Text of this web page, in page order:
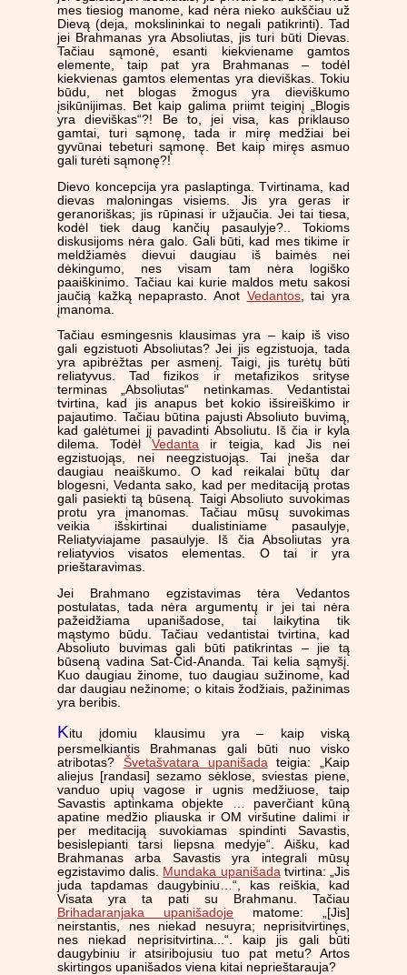
mes tiesiog manome, kad nėra nieko aukščiau už
Dievą (deja, mokslininkai to negali patikrinti). Tad
jei Brahmanas yra Absoliutas, jis turi būti Dievas.
Tačiau sąmonė, esanti kiekviename gamtos
elemente, taip pat yra Brahmanas – todėl
kiekvienas gamtos elementas yra dieviškas. Tokiu
būdu, net blogas žmogus yra dieviškumo
įsikūnijimas. Bet kaip galima priimt teiginį „Blogis
yra dieviškas“?! Be to, jei visa, kas priklauso
gamtai, turi sąmonę, tada ir mirę medžiai bei
gyvūnai tebeturi sąmonę. Bet kaip miręs asmuo
gali turėti sąmonę?!
Dievo koncepcija yra paslaptinga. Tvirtinama, kad
dievas maloningas visiems. Jis yra geras ir
geranoriškas; jis rūpinasi ir užjaučia. Jei tai tiesa,
kodėl tiek daug kančių pasaulyje?.. Tokioms
diskusijoms nėra galo. Gali būti, kad mes tikime ir
meldžiamės dievui daugiau iš baimės nei
dėkingumo, nes visam tam nėra logiško
paaiškinimo. Tačiau kai kurie maldos metu sakosi
jaučią kažką nepaprasto. Anot Vedantos, tai yra
įmanoma.
Tačiau esmingesnis klausimas yra – kaip iš viso
gali egzistuoti Absoliutas? Jei jis egzistuoja, tada
yra apibrėžtas per asmenį. Taigi, jis turėtų būti
reliatyvus. Tad fizikos ir metafizikos srityse
terminas „Absoliutas“ netinkamas. Vedantistai
tvirtina, kad jis anapus bet kokio išsireiškimo ir
pajautimo. Tačiau būtina pajusti Absoliuto buvimą,
kad galėtumei jį pavadinti Absoliutu. Iš čia ir kyla
dilema. TodėlVedanta ir teigia, kad Jis nei
egzistuojąs, nei neegzistuojąs. Tai įneša dar
daugiau neaiškumo. O kad reikalai būtų dar
blogesni, Vedanta sako, kad per meditaciją protas
gali pasiekti tą būseną. Taigi Absoliuto suvokimas
protu yra įmanomas. Tačiau mūsų suvokimas
veikia išskirtinai dualistiniame pasaulyje,
Reliatyviajame pasaulyje. Iš čia Absoliutas yra
reliatyvios visatos elementas. O tai ir yra
prieštaravimas.
Jei Brahmano egzistavimas tėra Vedantos
postulatas, tada nėra argumentų ir jei tai nėra
pažeidžiama upanišadose, tai laikytina tik
mąstymo būdu. Tačiau vedantistai tvirtina, kad
Absoliuto buvimas gali būti patikrintas – jie tą
būseną vadina Sat-Čid-Ananda. Tai kelia sąmyšį.
Kuo daugiau žinome, tuo daugiau sužinome, kad
dar daugiau nežinome; o kitais žodžiais, pažinimas
yra beribis.
Kitu įdomiu klausimu yra – kaip viską
persmelkiantis Brahmanas gali būti nuo visko
atribotas? Švetašvatara upanišada teigia: „Kaip
aliejus [randasi] sezamo sėklose, sviestas piene,
vanduo upių vagose ir ugnis medžiuose, taip
Savastis aptinkama objekte … paverčiant kūną
apatine medžio pliauska ir OM viršutine dalimi ir
per meditaciją suvokiamas spindinti Savastis,
besislepianti tarsi liepsna medyje“. Aišku, kad
Brahmanas arba Savastis yra integrali mūsų
egzistavimo dalis.
Mundaka upanišada tvirtina: „Jis
juda tapdamas daugybiniu…“, kas reiškia, kad
Visata yra ta pati su Brahmanu. Tačiau
Brihadaranjaka upanišadoje matome: „[Jis]
neirstantis, nes niekad nesuyra; neprisitvirtinęs,
nes niekad neprisitvirtina...“. kaip jis gali būti
daugybiniu ir atsiribojusiu tuo pat metu? Artos
skirtingos upanišados viena kitai neprieštarauja?